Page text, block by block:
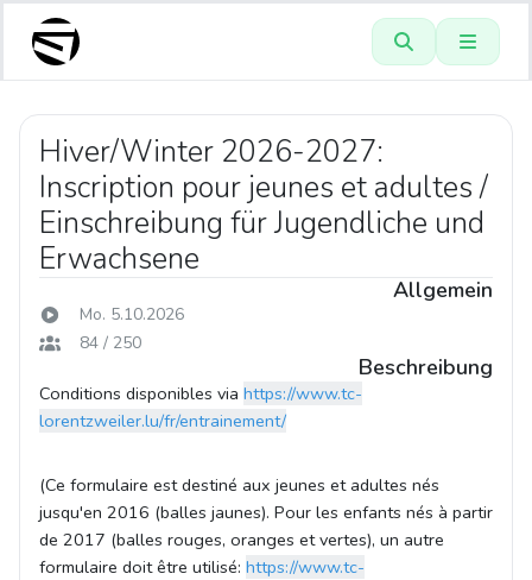
Hiver/Winter 2026-2027:
Inscription pour jeunes et adultes /
Einschreibung für Jugendliche und
Erwachsene
Allgemein
Mo. 5.10.2026
84 / 250
Beschreibung
Conditions disponibles via https://www.tc-
lorentzweiler.lu/fr/entrainement/
(Ce formulaire est destiné aux jeunes et adultes nés
jusqu'en 2016 (balles jaunes). Pour les enfants nés à partir
de 2017 (balles rouges, oranges et vertes), un autre
formulaire doit être utilisé: https://www.tc-